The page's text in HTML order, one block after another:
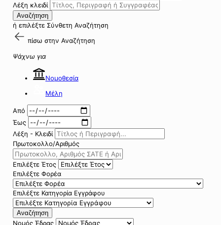
Λέξη κλειδί
Αναζήτηση
ή επιλέξτε Σύνθετη Αναζήτηση
πίσω στην Αναζήτηση
Ψάχνω για
Νομοθεσία
Μέλη
Από
Έως
Λέξη - Κλειδί
Πρωτοκολλο/Αριθμός
Επιλέξτε Έτος
Επιλέξτε Φορέα
Επιλέξτε Κατηγορία Εγγράφου
Αναζήτηση
Νομός Έδρας